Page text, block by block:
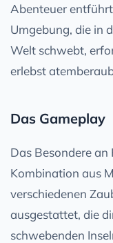
Abenteuer
Umgebung, die in
Welt schwebt,
erlebst
Das Gameplay
Das Besondere
Kombination aus
verschiedenen
ausgestattet, die
schwebenden